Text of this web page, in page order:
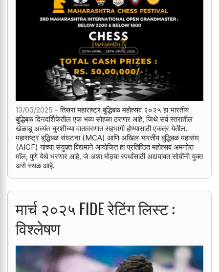
13/03/2025 - तिसरा महाराष्ट्र बुद्धिबळ महोत्सव २०२५ हा भारतीय
बुद्धिबळ दिनदर्शिकेतील एक भव्य सोहळा ठरणार आहे, जिथे सर्व स्तरातील
खेळाडू अत्यंत चुरशीच्या वातावरणात सहभागी होण्यासाठी एकत्र येतील.
महाराष्ट्र बुद्धिबळ संघटना (MCA) आणि अखिल भारतीय बुद्धिबळ महासंघ
(AICF) यांच्या संयुक्त विद्यमाने आयोजित हा प्रतिष्ठित महोत्सव अमनोरा
मॉल, पुणे येथे भरणार आहे, जे अशा मोठ्या स्पर्धांसाठी अद्ययावत सोयींनी युक्त
असे स्थळ आहे.
मार्च २०२५ FIDE रेटिंग लिस्ट :
विश्लेषण